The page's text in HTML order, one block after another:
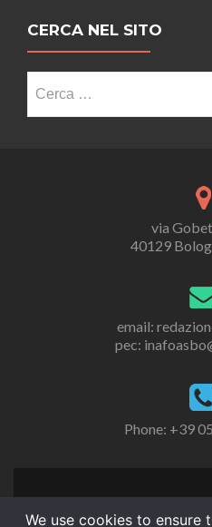
CERCA NEL SITO
per:
via
40129
email:
pec:
Phone: +39
We use cookies to ensure